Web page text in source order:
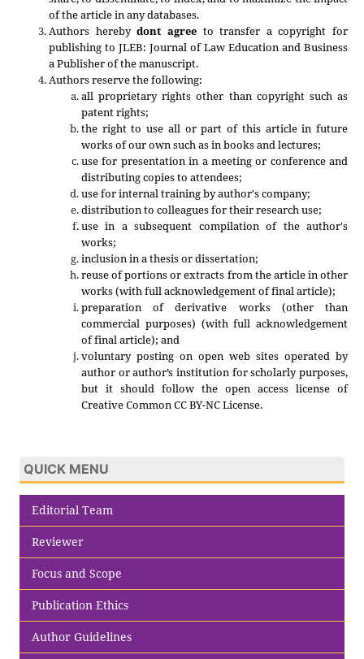
of the article in any databases.
Authors herebydont agreeto transfer a copyright for
publishing to JLEB: Journal of Law Education and Business
a Publisher of the manuscript.
Authors reserve the following:
all proprietary rights other than copyright such as
patent rights;
the right to use all or part of this article in future
works of our own such as in books and lectures;
use for presentation in a meeting or conference and
distributing copies to attendees;
use for internal training by author's company;
distribution to colleagues for their research use;
use in a subsequent compilation of the author's
works;
inclusion in a thesis or dissertation;
reuse of portions or extracts from the article in other
works (with full acknowledgement of final article);
preparation of derivative works (other than
commercial purposes) (with full acknowledgement
of final article); and
voluntary posting on open web sites operated by
author or author’s institution for scholarly purposes,
but it should follow the open access license of
Creative Common CC BY-NC License.
QUICK MENU
Editorial Team
Reviewer
Focus and Scope
Publication Ethics
Author Guidelines